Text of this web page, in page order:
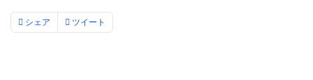
シェア ツイート